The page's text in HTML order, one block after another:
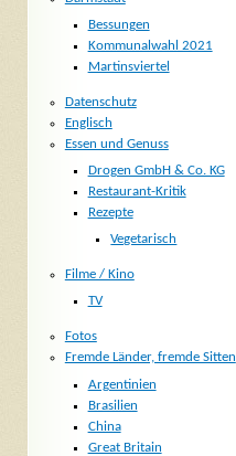
Bessungen
Kommunalwahl 2021
Martinsviertel
Datenschutz
Englisch
Essen und Genuss
Drogen GmbH & Co. KG
Restaurant-Kritik
Rezepte
Vegetarisch
Filme / Kino
TV
Fotos
Fremde Länder, fremde Sitten
Argentinien
Brasilien
China
Great Britain